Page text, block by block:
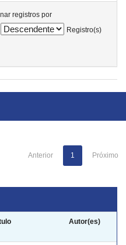
registros por
Registro(s)
Anterior 1 Próximo
Autor(es)